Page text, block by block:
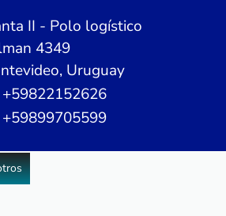
II - Polo logístico
4349
Uruguay
+59822152626
+59899705599